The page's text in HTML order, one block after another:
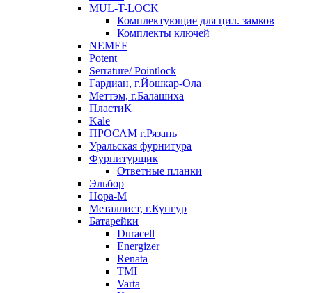
MUL-T-LOCK
Комплектующие для цил. замков
Комплекты ключей
NEMEF
Potent
Serrature/ Pointlock
Гардиан, г.Йошкар-Ола
Меттэм, г.Балашиха
ПластиК
Kale
ПРОСАМ г.Рязань
Уральская фурнитура
Фурнитурщик
Ответные планки
Эльбор
Нора-М
Металлист, г.Кунгур
Батарейки
Duracell
Energizer
Renata
TMI
Varta